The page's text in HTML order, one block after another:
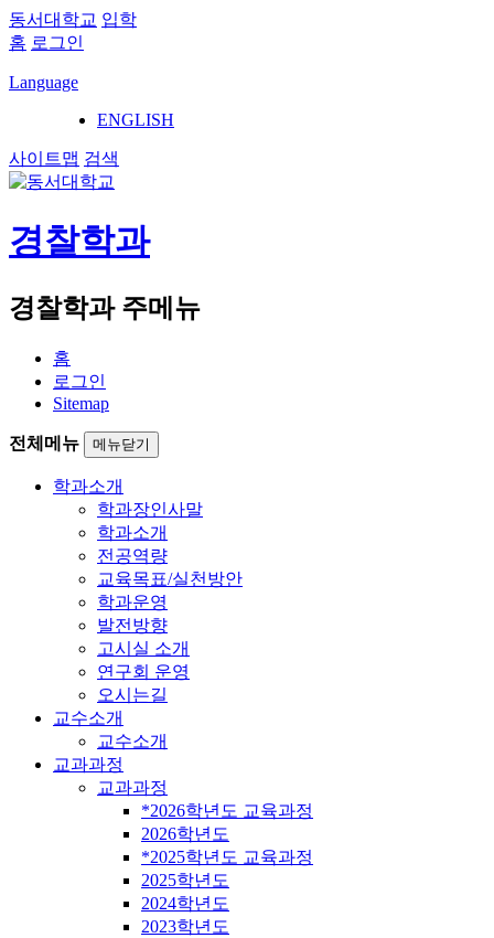
동서대학교 입학
홈 로그인
Language
ENGLISH
사이트맵 검색
경찰학과
경찰학과 주메뉴
홈
로그인
Sitemap
전체메뉴 메뉴닫기
학과소개
학과장인사말
학과소개
전공역량
교육목표/실천방안
학과운영
발전방향
고시실 소개
연구회 운영
오시는길
교수소개
교수소개
교과과정
교과과정
*2026학년도 교육과정
2026학년도
*2025학년도 교육과정
2025학년도
2024학년도
2023학년도